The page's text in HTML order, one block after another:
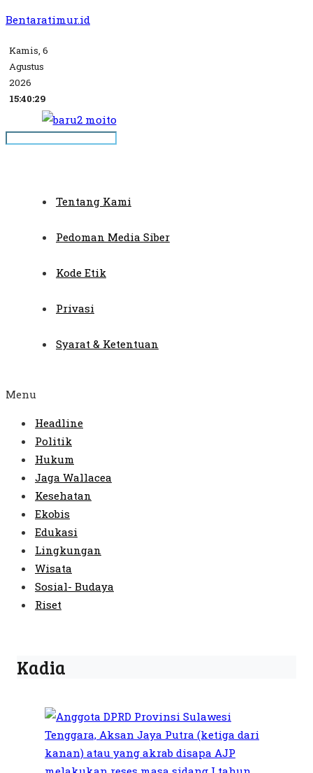
Bentaratimur.id
Kamis, 6
Agustus
2026
15:40:29
Tentang Kami
Pedoman Media Siber
Kode Etik
Privasi
Syarat & Ketentuan
Menu
Headline
Politik
Hukum
Jaga Wallacea
Kesehatan
Ekobis
Edukasi
Lingkungan
Wisata
Sosial- Budaya
Riset
Kadia